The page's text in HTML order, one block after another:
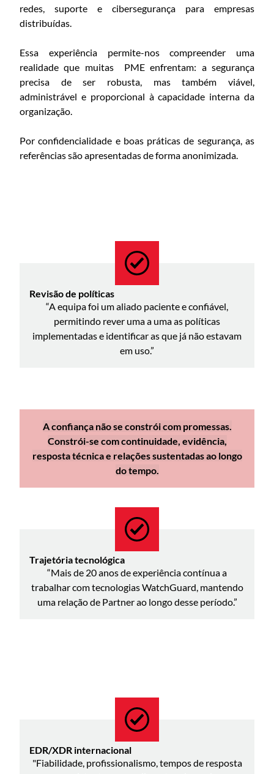
redes, suporte e cibersegurança para empresas
distribuídas.
Essa experiência permite-nos compreender uma
realidade que muitas PME enfrentam: a segurança
precisa de ser robusta, mas também viável,
administrável e proporcional à capacidade interna da
organização.
Por confidencialidade e boas práticas de segurança, as
referências são apresentadas de forma anonimizada.
Revisão de políticas
“A equipa foi um aliado paciente e confiável,
permitindo rever uma a uma as políticas
implementadas e identificar as que já não estavam
em uso.”
A confiança não se constrói com promessas.
Constrói-se com continuidade, evidência,
resposta técnica e relações sustentadas ao longo
do tempo.
Trajetória tecnológica
“Mais de 20 anos de experiência contínua a
trabalhar com tecnologias WatchGuard, mantendo
uma relação de Partner ao longo desse período.”
EDR/XDR internacional
"Fiabilidade, profissionalismo, tempos de resposta